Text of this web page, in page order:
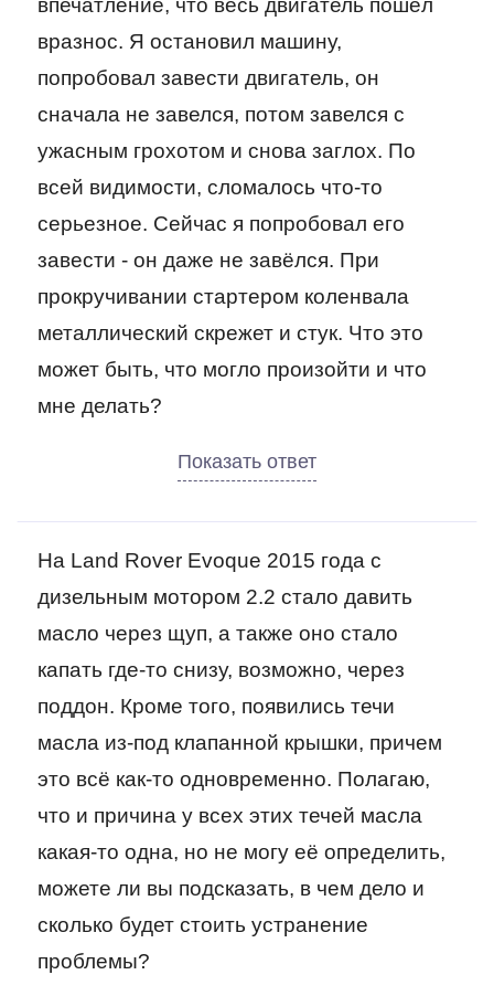
впечатление, что весь двигатель пошёл
вразнос. Я остановил машину,
попробовал завести двигатель, он
сначала не завелся, потом завелся с
ужасным грохотом и снова заглох. По
всей видимости, сломалось что-то
серьезное. Сейчас я попробовал его
завести - он даже не завёлся. При
прокручивании стартером коленвала
металлический скрежет и стук. Что это
может быть, что могло произойти и что
мне делать?
На Land Rover Evoque 2015 года с
дизельным мотором 2.2 стало давить
масло через щуп, а также оно стало
капать где-то снизу, возможно, через
поддон. Кроме того, появились течи
масла из-под клапанной крышки, причем
это всё как-то одновременно. Полагаю,
что и причина у всех этих течей масла
какая-то одна, но не могу её определить,
можете ли вы подсказать, в чем дело и
сколько будет стоить устранение
проблемы?